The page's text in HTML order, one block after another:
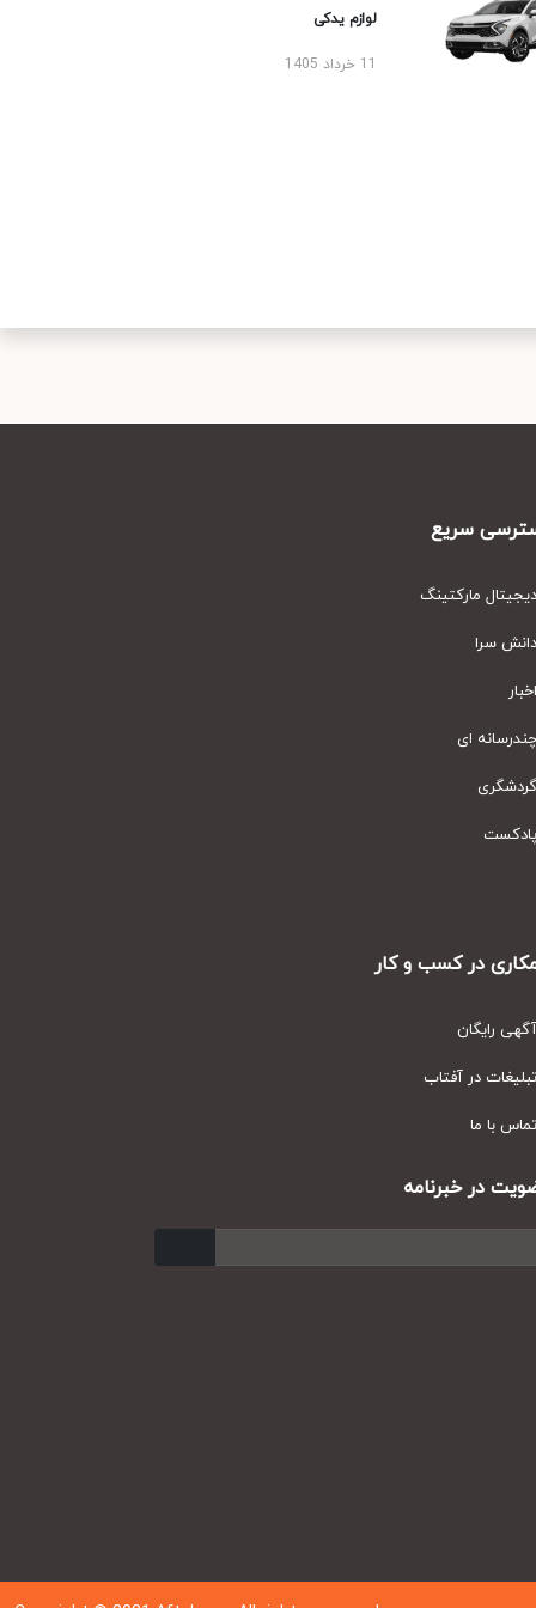
لوازم یدکی
سریع
مارکتینگ
سرا
ای
در کسب و کار
رایگان
در آفتاب
با ما
در خبرنامه